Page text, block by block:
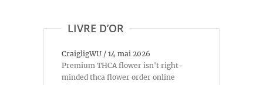
LIVRE D’OR
CraigligWU / 14 mai 2026
Premium THCA flower isn't right-
minded thca flower order online